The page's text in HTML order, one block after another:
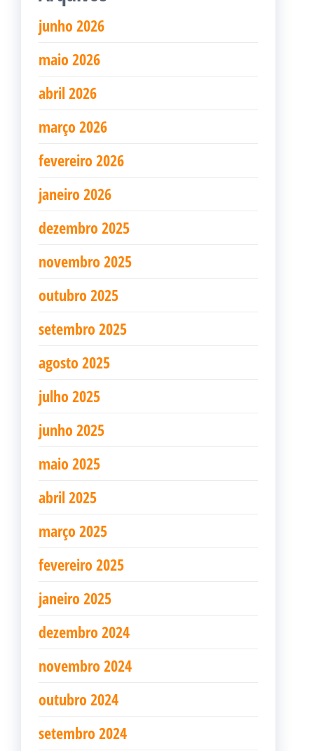
junho 2026
maio 2026
abril 2026
março 2026
fevereiro 2026
janeiro 2026
dezembro 2025
novembro 2025
outubro 2025
setembro 2025
agosto 2025
julho 2025
junho 2025
maio 2025
abril 2025
março 2025
fevereiro 2025
janeiro 2025
dezembro 2024
novembro 2024
outubro 2024
setembro 2024